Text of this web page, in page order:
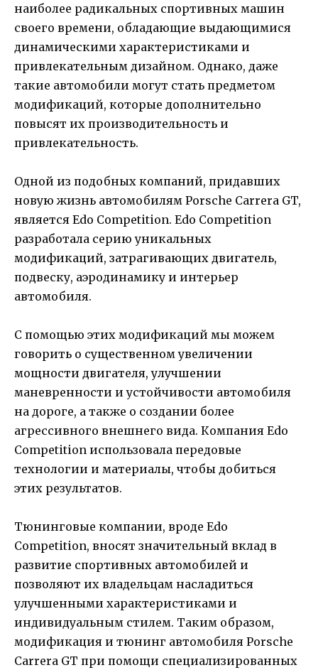
наиболее радикальных спортивных машин
своего времени, обладающие выдающимися
динамическими характеристиками и
привлекательным дизайном. Однако, даже
такие автомобили могут стать предметом
модификаций, которые дополнительно
повысят их производительность и
привлекательность.
Одной из подобных компаний, придавших
новую жизнь автомобилям Porsche Carrera GT,
является Edo Competition. Edo Competition
разработала серию уникальных
модификаций, затрагивающих двигатель,
подвеску, аэродинамику и интерьер
автомобиля.
С помощью этих модификаций мы можем
говорить о существенном увеличении
мощности двигателя, улучшении
маневренности и устойчивости автомобиля
на дороге, а также о создании более
агрессивного внешнего вида. Компания Edo
Competition использовала передовые
технологии и материалы, чтобы добиться
этих результатов.
Тюнинговые компании, вроде Edo
Competition, вносят значительный вклад в
развитие спортивных автомобилей и
позволяют их владельцам насладиться
улучшенными характеристиками и
индивидуальным стилем. Таким образом,
модификация и тюнинг автомобиля Porsche
Carrera GT при помощи специализированных